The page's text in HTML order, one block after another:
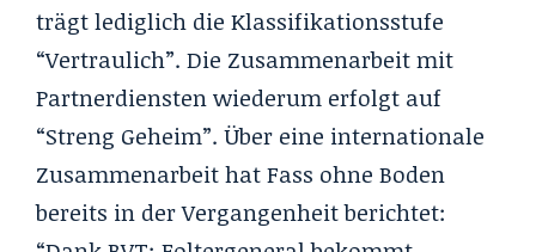
trägt lediglich die Klassifikationsstufe
“Vertraulich”. Die Zusammenarbeit mit
Partnerdiensten wiederum erfolgt auf
“Streng Geheim”. Über eine internationale
Zusammenarbeit hat Fass ohne Boden
bereits in der Vergangenheit berichtet: